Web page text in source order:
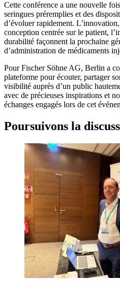
Cette conférence a une nouvelle
seringues préremplies et des
d’évoluer rapidement.
conception centrée sur le patient,
durabilité façonnent la prochaine
d’administration de médicaments
Pour Fischer Söhne AG, Berlin a
plateforme pour écouter, partager
visibilité auprès d’un public
avec de précieuses inspirations et
échanges engagés lors de cet
Poursuivons la